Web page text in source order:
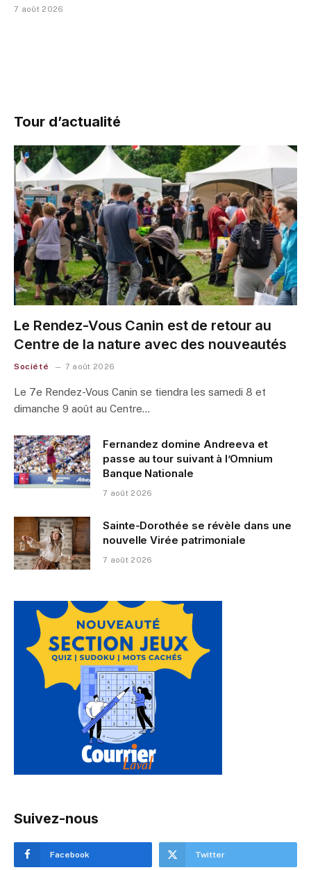
7 août 2026
Tour d’actualité
Le Rendez-Vous Canin est de retour au
Centre de la nature avec des nouveautés
Société 7 août 2026
Le 7e Rendez-Vous Canin se tiendra les samedi 8 et
dimanche 9 août au Centre…
Fernandez domine Andreeva et
passe au tour suivant à l’Omnium
Banque Nationale
7 août 2026
Sainte-Dorothée se révèle dans une
nouvelle Virée patrimoniale
7 août 2026
Suivez-nous
Facebook Twitter